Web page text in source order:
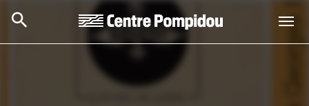
Skip to main content
Centre Pompidou